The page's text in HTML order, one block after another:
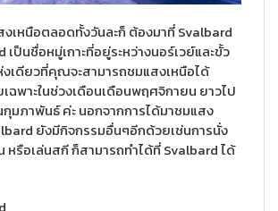
เหนือตลอดทั้งวันละก็ ต้องมาที่ Svalbard
เป็นชื่อหมู่เกาะที่อยู่ระหว่างนอร์เวย์และขั้ว
งเดียวที่คุณจะสามารถชมแสงเหนือได้
ฉพาะในช่วงเดือนเดือนพฤศจิกายน ยาวไป
มภาพันธ์ ค่ะ นอกจากการได้มาชมแสง
ยังมีกิจกรรมอื่นๆอีกด้วยเช่นการนั่ง
หรือเล่นสกี ก็สามารถทำได้ที่ Svalbard ได้